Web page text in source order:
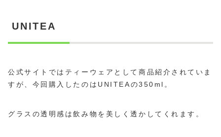
UNITEA
公式サイトではティーウェアとして商品紹介されていま
すが、今回購入したのはUNITEAの350ml。
グラスの透明感は飲み物を美しく透かしてくれます。